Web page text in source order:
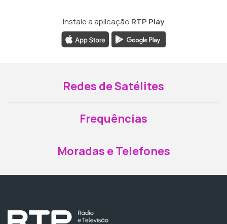
Instale a aplicação RTP Play
Redes de Satélites
Frequências
Moradas e Telefones